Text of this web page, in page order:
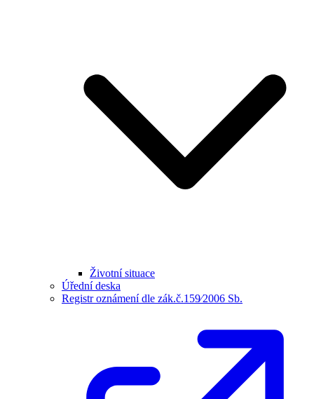
Životní situace
Úřední deska
Registr oznámení dle zák.č.159⁄2006 Sb.